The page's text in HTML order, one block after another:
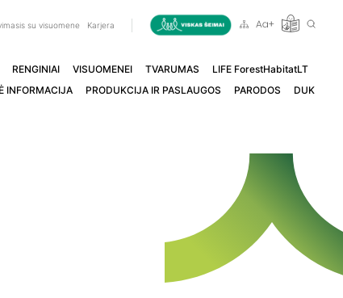
su visuomene Karjera
RENGINIAI VISUOMENEI TVARUMAS
LIFE ForestHabitatLT
INFORMACIJA
PRODUKCIJA IR PASLAUGOS PARODOS DUK